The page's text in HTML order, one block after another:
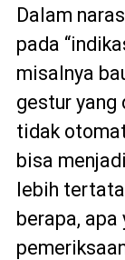
Dalam
pada
misalnya
gestur yang
tidak
bisa
lebih
berapa, apa